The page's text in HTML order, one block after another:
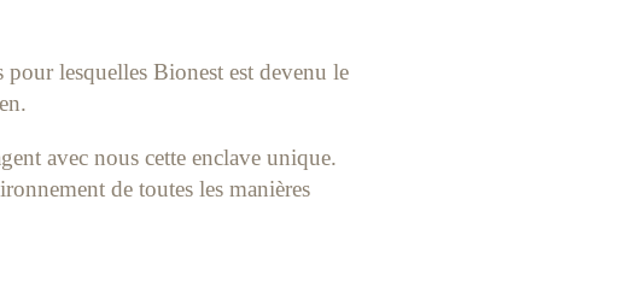
lesquelles Bionest est devenu le
avec nous cette enclave unique.
de toutes les manières